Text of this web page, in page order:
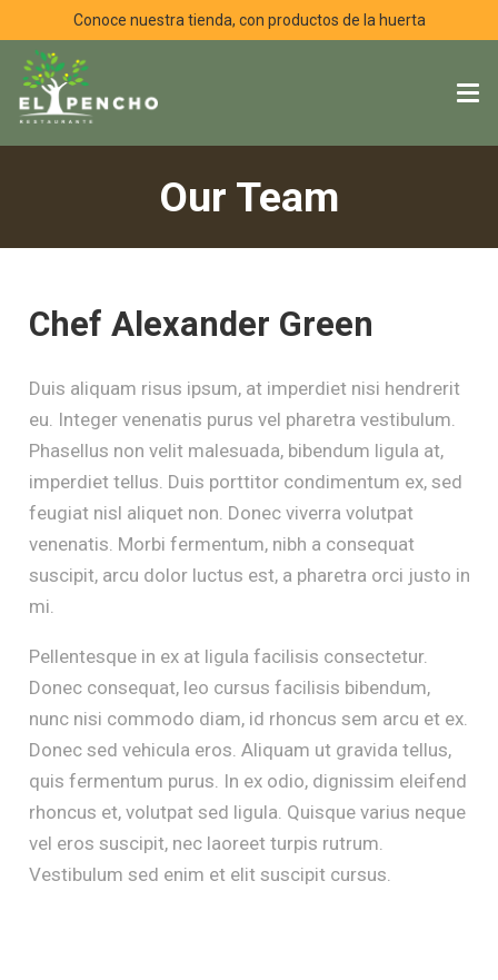
Conoce nuestra tienda, con productos de la huerta
Our Team
Chef Alexander Green
Duis aliquam risus ipsum, at imperdiet nisi hendrerit
eu. Integer venenatis purus vel pharetra vestibulum.
Phasellus non velit malesuada, bibendum ligula at,
imperdiet tellus. Duis porttitor condimentum ex, sed
feugiat nisl aliquet non. Donec viverra volutpat
venenatis. Morbi fermentum, nibh a consequat
suscipit, arcu dolor luctus est, a pharetra orci justo in
mi.
Pellentesque in ex at ligula facilisis consectetur.
Donec consequat, leo cursus facilisis bibendum,
nunc nisi commodo diam, id rhoncus sem arcu et ex.
Donec sed vehicula eros. Aliquam ut gravida tellus,
quis fermentum purus. In ex odio, dignissim eleifend
rhoncus et, volutpat sed ligula. Quisque varius neque
vel eros suscipit, nec laoreet turpis rutrum.
Vestibulum sed enim et elit suscipit cursus.